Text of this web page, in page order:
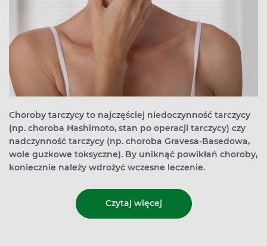
Choroby tarczycy to najczęściej niedoczynność tarczycy
(np. choroba Hashimoto, stan po operacji tarczycy) czy
nadczynność tarczycy (np. choroba Gravesa-Basedowa,
wole guzkowe toksyczne). By uniknąć powikłań choroby,
koniecznie należy wdrożyć wczesne leczenie.
Czytaj więcej